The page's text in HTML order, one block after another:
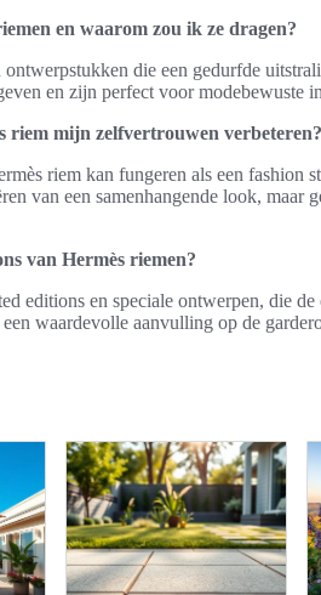
en waarom zou ik ze dragen?
ontwerpstukken die een gedurfde
en zijn perfect voor modebewuste
riem mijn zelfvertrouwen verbeteren?
riem kan fungeren als een fashion
van een samenhangende look,
van Hermès riemen?
editions en speciale ontwerpen, die
waardevolle aanvulling op de